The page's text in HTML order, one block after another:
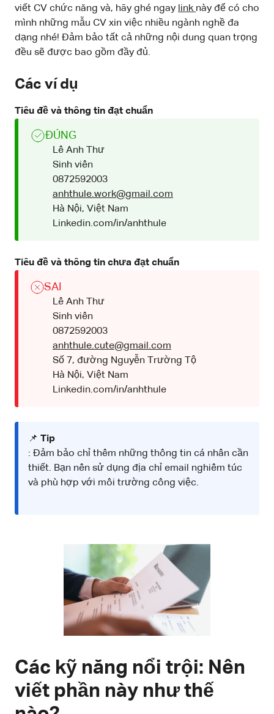
viết CV chức năng và, hãy ghé ngay link này để có cho
mình những mẫu CV xin việc nhiều ngành nghề đa
dạng nhé! Đảm bảo tất cả những nội dung quan trọng
đều sẽ được bao gồm đầy đủ.
Các ví dụ
Tiêu đề và thông tin đạt chuẩn
ĐÚNG
Lê Anh Thư
Sinh viên
0872592003
anhthule.work@gmail.com
Hà Nội, Việt Nam
Linkedin.com/in/anhthule
Tiêu đề và thông tin chưa đạt chuẩn
SAI
Lê Anh Thư
Sinh viên
0872592003
anhthule.cute@gmail.com
Số 7, đường Nguyễn Trường Tộ
Hà Nội, Việt Nam
Linkedin.com/in/anhthule
📌 Tip
: Đảm bảo chỉ thêm những thông tin cá nhân cần
thiết. Bạn nên sử dụng địa chỉ email nghiêm túc
và phù hợp với môi trường công việc.
Các kỹ năng nổi trội: Nên
viết phần này như thế